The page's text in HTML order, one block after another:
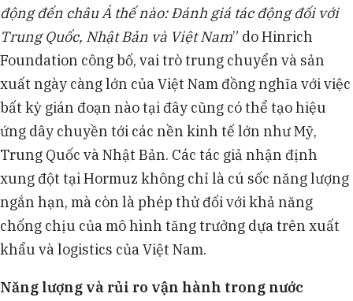
động đến châu Á thế nào: Đánh giá tác động đối với
Trung Quốc, Nhật Bản và Việt Nam” do Hinrich
Foundation công bố, vai trò trung chuyển và sản
xuất ngày càng lớn của Việt Nam đồng nghĩa với việc
bất kỳ gián đoạn nào tại đây cũng có thể tạo hiệu
ứng dây chuyền tới các nền kinh tế lớn như Mỹ,
Trung Quốc và Nhật Bản. Các tác giả nhận định
xung đột tại Hormuz không chỉ là cú sốc năng lượng
ngắn hạn, mà còn là phép thử đối với khả năng
chống chịu của mô hình tăng trưởng dựa trên xuất
khẩu và logistics của Việt Nam.
Năng lượng và rủi ro vận hành trong nước